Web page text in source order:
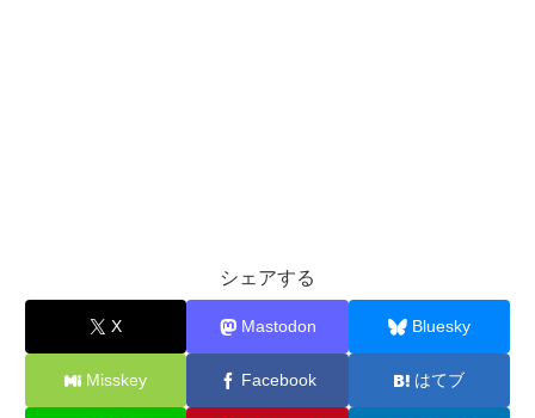
シェアする
X Mastodon Bluesky
Misskey Facebook はてブ